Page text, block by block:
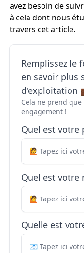
avez besoin de
à cela dont nous
travers cet article.
Remplissez le
en savoir plus
d'exploitation
Cela ne prend que
engagement !
Quel est votre
Quel est votre
Quelle est